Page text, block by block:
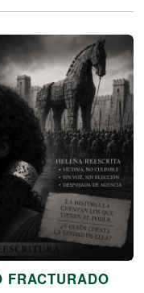
FRACTURADO